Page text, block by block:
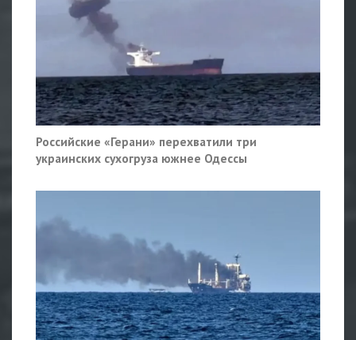
Российские «Герани» перехватили три
украинских сухогруза южнее Одессы